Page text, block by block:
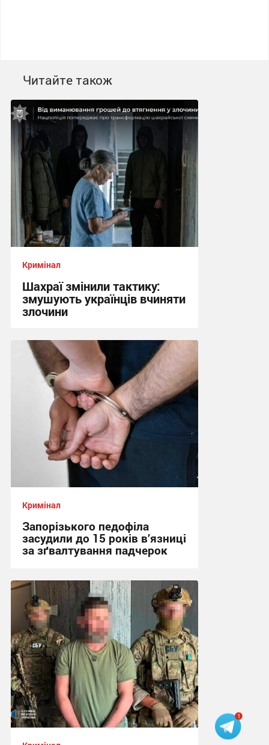
Читайте також
Кримінал
Шахраї змінили тактику:
змушують українців вчиняти
злочини
05:32 сьогодні
Кримінал
Запорізького педофіла
засудили до 15 років в’язниці
за зґвалтування падчерок
21:49, 7.08.2026